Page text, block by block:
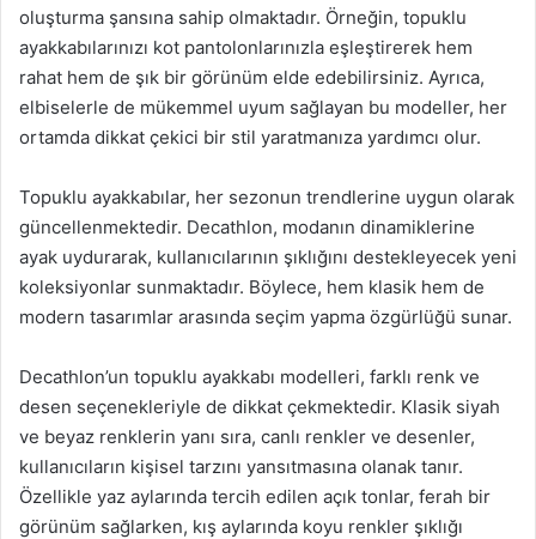
oluşturma şansına sahip olmaktadır. Örneğin, topuklu
ayakkabılarınızı kot pantolonlarınızla eşleştirerek hem
rahat hem de şık bir görünüm elde edebilirsiniz. Ayrıca,
elbiselerle de mükemmel uyum sağlayan bu modeller, her
ortamda dikkat çekici bir stil yaratmanıza yardımcı olur.
Topuklu ayakkabılar, her sezonun trendlerine uygun olarak
güncellenmektedir. Decathlon, modanın dinamiklerine
ayak uydurarak, kullanıcılarının şıklığını destekleyecek yeni
koleksiyonlar sunmaktadır. Böylece, hem klasik hem de
modern tasarımlar arasında seçim yapma özgürlüğü sunar.
Decathlon’un topuklu ayakkabı modelleri, farklı renk ve
desen seçenekleriyle de dikkat çekmektedir. Klasik siyah
ve beyaz renklerin yanı sıra, canlı renkler ve desenler,
kullanıcıların kişisel tarzını yansıtmasına olanak tanır.
Özellikle yaz aylarında tercih edilen açık tonlar, ferah bir
görünüm sağlarken, kış aylarında koyu renkler şıklığı